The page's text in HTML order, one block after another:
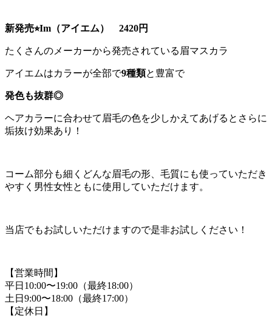
新発売⭐︎Im（アイエム） 2420円
たくさんのメーカーから発売されている眉マスカラ
アイエムはカラーが全部で9種類と豊富で
発色も抜群◎
ヘアカラーに合わせて眉毛の色を少しかえてあげるとさらに
垢抜け効果あり！
コーム部分も細くどんな眉毛の形、毛質にも使っていただき
やすく男性女性ともに使用していただけます。
当店でもお試しいただけますので是非お試しください！
【営業時間】
平日10:00〜19:00（最終18:00）
土日9:00〜18:00（最終17:00）
【定休日】